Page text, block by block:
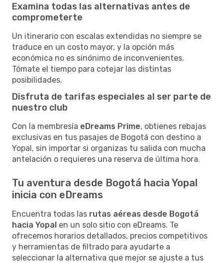
Examina todas las alternativas antes de
comprometerte
Un itinerario con escalas extendidas no siempre se
traduce en un costo mayor, y la opción más
económica no es sinónimo de inconvenientes.
Tómate el tiempo para cotejar las distintas
posibilidades.
Disfruta de tarifas especiales al ser parte de
nuestro club
Con la membresía eDreams Prime, obtienes rebajas
exclusivas en tus pasajes de Bogotá con destino a
Yopal, sin importar si organizas tu salida con mucha
antelación o requieres una reserva de última hora.
Tu aventura desde Bogotá hacia Yopal
inicia con eDreams
Encuentra todas las rutas aéreas desde Bogotá
hacia Yopal en un solo sitio con eDreams. Te
ofrecemos horarios detallados, precios competitivos
y herramientas de filtrado para ayudarte a
seleccionar la alternativa que mejor se ajuste a tus